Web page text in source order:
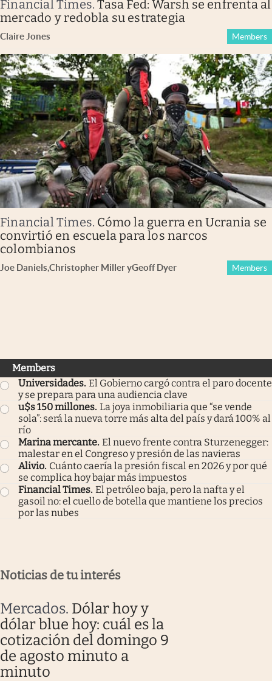
Financial Times.Tasa Fed: Warsh se enfrenta al
mercado y redobla su estrategia
Claire Jones Members
Financial Times. Cómo la guerra en Ucrania se
convirtió en escuela para los narcos
colombianos
Joe Daniels,Christopher MilleryGeoff Dyer Members
Members
Universidades. El Gobierno cargó contra el paro docente
y se prepara para una audiencia clave
u$s 150 millones. La joya inmobiliaria que “se vende
sola”: será la nueva torre más alta del país y dará 100% al
río
Marina mercante. El nuevo frente contra Sturzenegger:
malestar en el Congreso y presión de las navieras
Alivio. Cuánto caería la presión fiscal en 2026 y por qué
se complica hoy bajar más impuestos
Financial Times. El petróleo baja, pero la nafta y el
gasoil no: el cuello de botella que mantiene los precios
por las nubes
Noticias de tu interés
Mercados. Dólar hoy y
dólar blue hoy: cuál es la
cotización del domingo 9
de agosto minuto a
minuto